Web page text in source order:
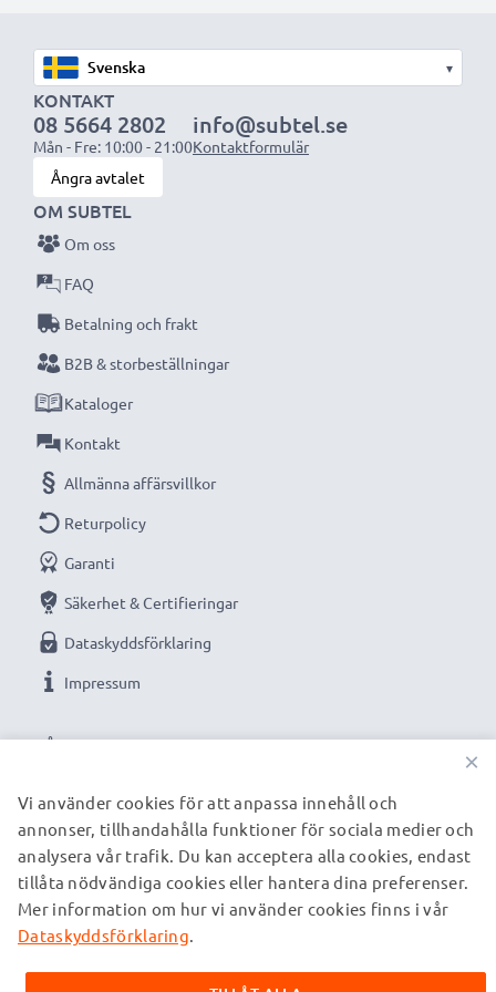
att sticka ut något under den bärbara datorn, eller på
dess baksida, men lämpar sig ändå för användning då
det har utformats för att vara kompatibelt med
datorns batteriutrymme.
Välj CELLONIC och kompromissa aldrig med
kvaliteten. Beställ nu!
▾
KONTAKT
08 5664 2802
Mån - Fre: 10:00 - 21:00
info@subtel.se
Kontaktformulär
Ångra avtalet
VÅRA BETALNINGSALTERNATIV
OM SUBTEL
Om oss
FAQ
Betalning och frakt
B2B & storbeställningar
Kataloger
Kontakt
Allmänna affärsvillkor
Returpolicy
Garanti
Säkerhet & Certifieringar
Dataskyddsförklaring
Impressum
VÅRA FRAKTPARTNERS
© subtel.se 2026
Alla priser är inklusive moms och exklusive fraktkostnader.
varumärken tillhörande deras ägare och anges på våra
×
Vi använder cookies för att anpassa innehåll och
annonser, tillhandahålla funktioner för sociala medier och
analysera vår trafik. Du kan acceptera alla cookies, endast
tillåta nödvändiga cookies eller hantera dina preferenser.
Mer information om hur vi använder cookies finns i vår
Dataskyddsförklaring.